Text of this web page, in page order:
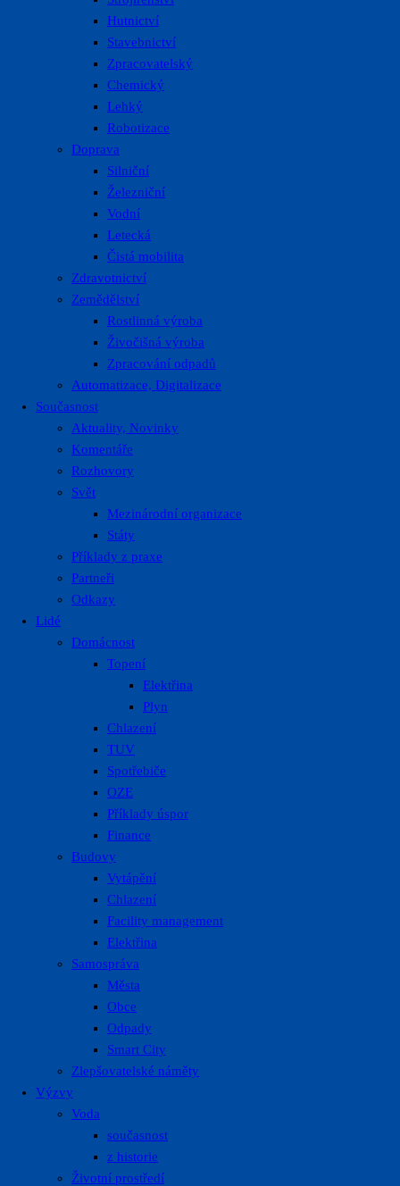
Hutnictví
Stavebnictví
Zpracovatelský
Chemický
Lehký
Robotizace
Doprava
Silniční
Železniční
Vodní
Letecká
Čistá mobilita
Zdravotnictví
Zemědělství
Rostlinná výroba
Živočišná výroba
Zpracování odpadů
Automatizace, Digitalizace
Současnost
Aktuality, Novinky
Komentáře
Rozhovory
Svět
Mezinárodní organizace
Státy
Příklady z praxe
Partneři
Odkazy
Lidé
Domácnost
Topení
Elektřina
Plyn
Chlazení
TUV
Spotřebiče
OZE
Příklady úspor
Finance
Budovy
Vytápění
Chlazení
Facility management
Elektřina
Samospráva
Města
Obce
Odpady
Smart City
Zlepšovatelské náměty
Výzvy
Voda
současnost
z historie
Životní prostředí